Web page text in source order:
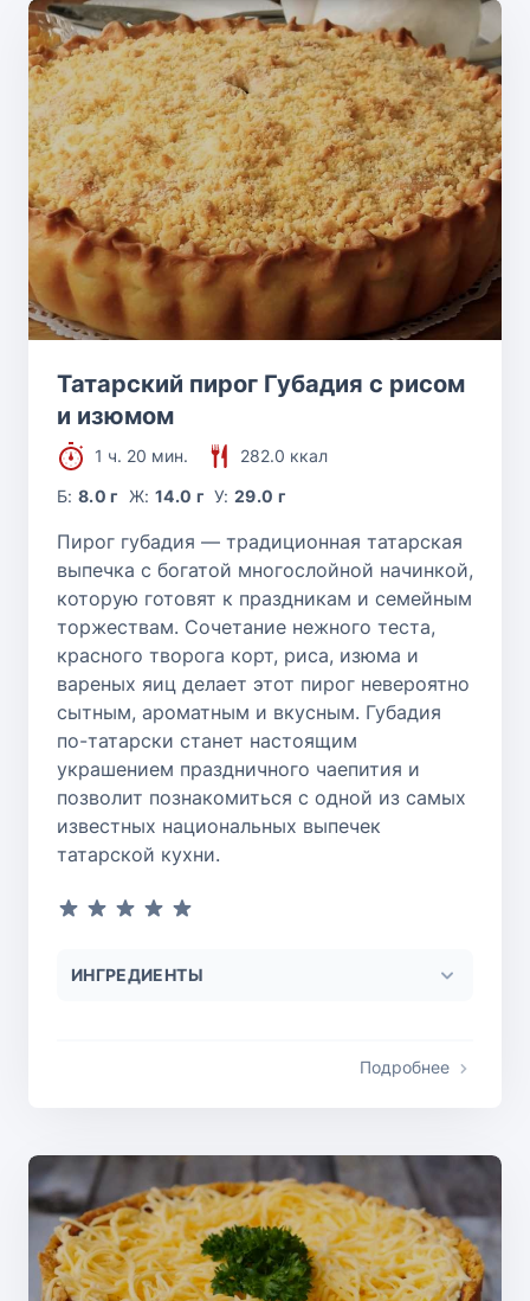
Татарский пирог Губадия с рисом
и изюмом
1 ч. 20 мин.
282.0 ккал
Б:8.0 г Ж: 14.0 г У:29.0 г
Пирог губадия — традиционная татарская
выпечка с богатой многослойной начинкой,
которую готовят к праздникам и семейным
торжествам. Сочетание нежного теста,
красного творога корт, риса, изюма и
вареных яиц делает этот пирог невероятно
сытным, ароматным и вкусным. Губадия
по-татарски станет настоящим
украшением праздничного чаепития и
позволит познакомиться с одной из самых
известных национальных выпечек
татарской кухни.
ИНГРЕДИЕНТЫ
Подробнее